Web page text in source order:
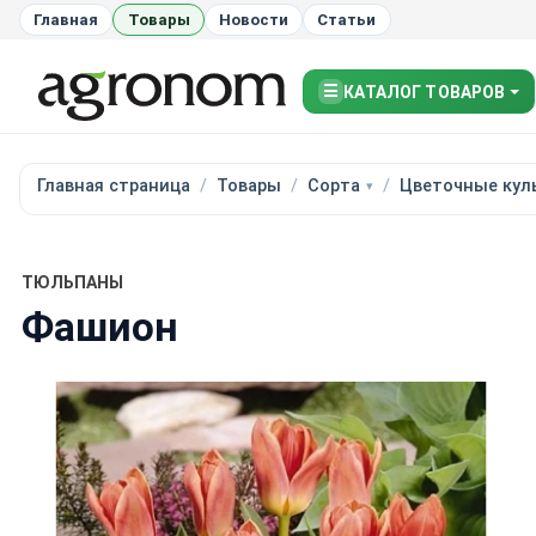
Главная Товары Новости Статьи
☰ КАТАЛОГ ТОВАРОВ
Главная страница Товары Сорта Цветочные
ТЮЛЬПАНЫ
Фашион